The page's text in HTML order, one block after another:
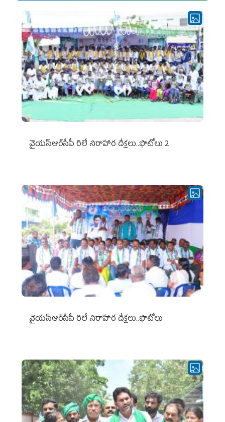
వైయ‌స్ఆర్‌సీపీ రిలే నిరాహార దీక్షలు..ఫొటోలు 2
వైయ‌స్ఆర్‌సీపీ రిలే నిరాహార దీక్షలు..ఫొటోలు